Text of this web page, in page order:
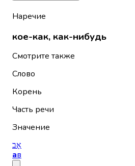
Наречие
кое-как, как-нибудь
Смотрите также
Слово
Корень
Часть речи
Значение
אָב
ав